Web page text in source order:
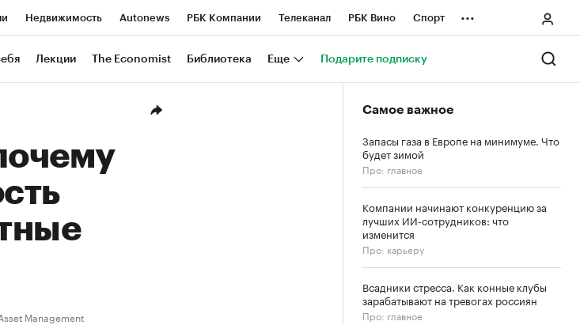
Недвижимость Autonews РБК Компании Телеканал РБК Вино Спорт
Тренды Визионеры Национальные проекты Город
...
Лекции The Economist Библиотека Еще Подарите подписку
Management
Самое важное
Запасы газа в Европе на минимуме. Что
будет зимой
Про: главное
Компании начинают конкуренцию за
лучших ИИ-сотрудников: что
изменится
Про: карьеру
Всадники стресса. Как конные клубы
зарабатывают на тревогах россиян
Про: главное